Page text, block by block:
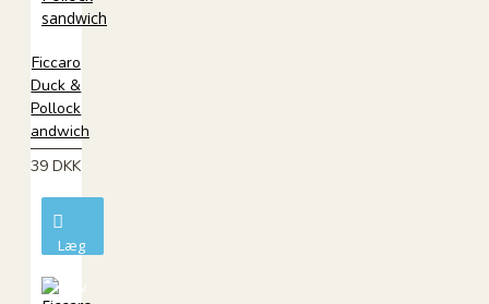
Ficcaro
Duck &
Pollock
sandwich
39 DKK
Læg
kurv